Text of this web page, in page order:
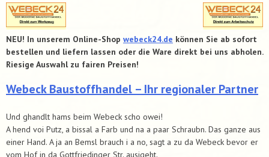
NEU! In unserem Online-Shop webeck24.de können Sie ab sofort
bestellen und liefern lassen oder die Ware direkt bei uns abholen.
Riesige Auswahl zu fairen Preisen!
Webeck Baustoffhandel – Ihr regionaler Partner
Und ghandlt hams beim Webeck scho owei!
A hend voi Putz, a bissal a Farb und na a paar Schraubn. Das ganze aus
einer Hand. A ja an Bemsl brauch i a no, sagt a zu da Webeck bevor er
vom Hof in da Gottfriedinger Str. ausigeht.